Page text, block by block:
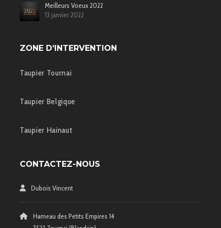
Meilleurs Voeux 2022
13 janvier 2022
ZONE D’INTERVENTION
Taupier Tournai
Taupier Belgique
Taupier Hainaut
CONTACTEZ-NOUS
Dubois Vincent
Hameau des Petits Empires 14